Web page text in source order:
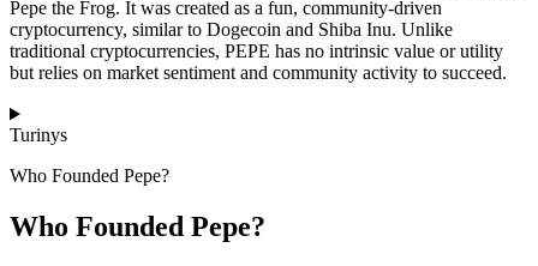
Pepe the Frog. It was created as a fun, community-driven
cryptocurrency, similar to Dogecoin and Shiba Inu. Unlike
traditional cryptocurrencies, PEPE has no intrinsic value or utility
but relies on market sentiment and community activity to succeed.
Turinys
Who Founded Pepe?
Who Founded Pepe?